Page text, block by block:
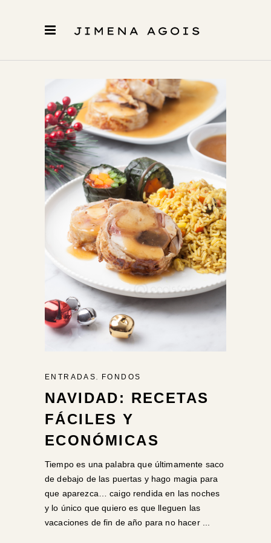
ENTRADAS, FONDOS
NAVIDAD: RECETAS
FÁCILES Y
ECONÓMICAS
Tiempo es una palabra que últimamente saco
de debajo de las puertas y hago magia para
que aparezca… caigo rendida en las noches
y lo único que quiero es que lleguen las
vacaciones de fin de año para no hacer